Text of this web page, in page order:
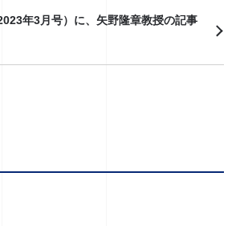
年3月号）に、矢野隆章教授の記事